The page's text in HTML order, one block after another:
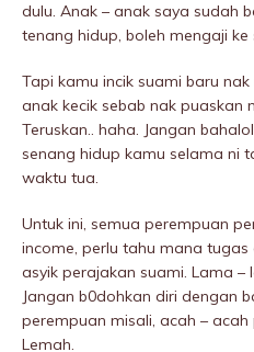
dulu. Anak – anak saya sudah
tenang hidup, boleh mengaji
Tapi kamu incik suami baru nak
anak kecik sebab nak puaskan
Teruskan.. haha. Jangan
senang hidup kamu selama ni
waktu tua.
Untuk ini, semua perempuan
income, perlu tahu mana tugas
asyik perajakan suami. Lama –
Jangan b0dohkan diri dengan
perempuan misali, acah –
Lemah.